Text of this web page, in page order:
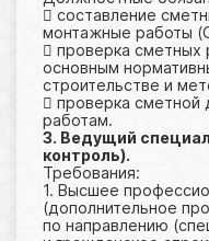
 составление
монтажные работы
 проверка сметных
основным
строительстве и
 проверка сметной
работам.
3. Ведущий
контроль).
Требования:
1. Высшее
(дополнительное
по направлению